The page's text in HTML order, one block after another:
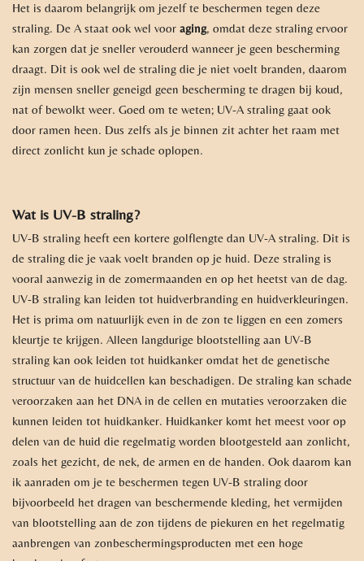
Het is daarom belangrijk om jezelf te beschermen tegen deze
straling. De A staat ook wel voor aging, omdat deze straling ervoor
kan zorgen dat je sneller verouderd wanneer je geen bescherming
draagt. Dit is ook wel de straling die je niet voelt branden, daarom
zijn mensen sneller geneigd geen bescherming te dragen bij koud,
nat of bewolkt weer. Goed om te weten; UV-A straling gaat ook
door ramen heen. Dus zelfs als je binnen zit achter het raam met
direct zonlicht kun je schade oplopen.
Wat is UV-B straling?
UV-B straling heeft een kortere golflengte dan UV-A straling. Dit is
de straling die je vaak voelt branden op je huid. Deze straling is
vooral aanwezig in de zomermaanden en op het heetst van de dag.
UV-B straling kan leiden tot huidverbranding en huidverkleuringen.
Het is prima om natuurlijk even in de zon te liggen en een zomers
kleurtje te krijgen. Alleen langdurige blootstelling aan UV-B
straling kan ook leiden tot huidkanker omdat het de genetische
structuur van de huidcellen kan beschadigen. De straling kan schade
veroorzaken aan het DNA in de cellen en mutaties veroorzaken die
kunnen leiden tot huidkanker. Huidkanker komt het meest voor op
delen van de huid die regelmatig worden blootgesteld aan zonlicht,
zoals het gezicht, de nek, de armen en de handen. Ook daarom kan
ik aanraden om je te beschermen tegen UV-B straling door
bijvoorbeeld het dragen van beschermende kleding, het vermijden
van blootstelling aan de zon tijdens de piekuren en het regelmatig
aanbrengen van zonbeschermingsproducten met een hoge